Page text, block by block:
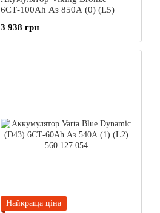
6СТ-100Ah Аз 850А (0) (L5)
3 938 грн
Найкраща ціна